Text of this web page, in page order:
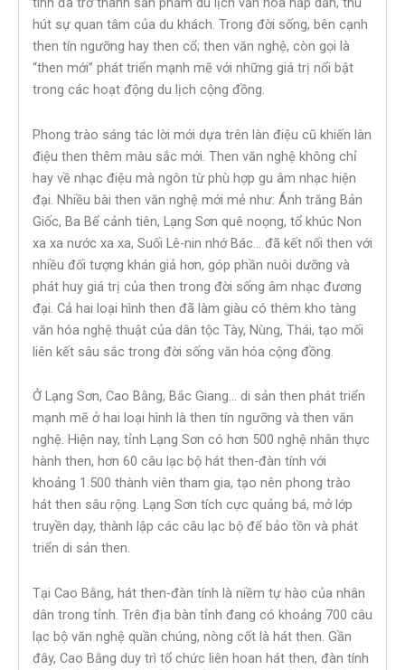
hút sự quan tâm của du khách. Trong đời sống, bên cạnh
then tín ngưỡng hay then cổ; then văn nghệ, còn gọi là
“then mới” phát triển mạnh mẽ với những giá trị nổi bật
trong các hoạt động du lịch cộng đồng.
Phong trào sáng tác lời mới dựa trên làn điệu cũ khiến làn
điệu then thêm màu sắc mới. Then văn nghệ không chỉ
hay về nhạc điệu mà ngôn từ phù hợp gu âm nhạc hiện
đại. Nhiều bài then văn nghệ mới mẻ như: Ánh trăng Bản
Giốc, Ba Bể cảnh tiên, Lạng Sơn quê noọng, tổ khúc Non
xa xa nước xa xa, Suối Lê-nin nhớ Bác… đã kết nối then với
nhiều đối tượng khán giả hơn, góp phần nuôi dưỡng và
phát huy giá trị của then trong đời sống âm nhạc đương
đại. Cả hai loại hình then đã làm giàu có thêm kho tàng
văn hóa nghệ thuật của dân tộc Tày, Nùng, Thái, tạo mối
liên kết sâu sắc trong đời sống văn hóa cộng đồng.
Ở Lạng Sơn, Cao Bằng, Bắc Giang… di sản then phát triển
mạnh mẽ ở hai loại hình là then tín ngưỡng và then văn
nghệ. Hiện nay, tỉnh Lạng Sơn có hơn 500 nghệ nhân thực
hành then, hơn 60 câu lạc bộ hát then-đàn tính với
khoảng 1.500 thành viên tham gia, tạo nên phong trào
hát then sâu rộng. Lạng Sơn tích cực quảng bá, mở lớp
truyền dạy, thành lập các câu lạc bộ để bảo tồn và phát
triển di sản then.
Tại Cao Bằng, hát then-đàn tính là niềm tự hào của nhân
dân trong tỉnh. Trên địa bàn tỉnh đang có khoảng 700 câu
lạc bộ văn nghệ quần chúng, nòng cốt là hát then. Gần
đây, Cao Bằng duy trì tổ chức liên hoan hát then, đàn tính